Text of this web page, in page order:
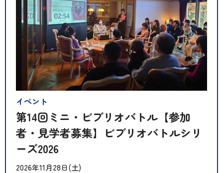
第14回ミニ・ビブリオバトル【参加
者・見学者募集】ビブリオバトルシリ
ーズ2026
イベント
2026年11月28日(土)